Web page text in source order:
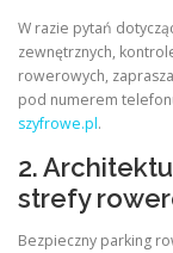
W razie pytań
zewnętrznych,
rowerowych,
pod numerem
szyfrowe.pl.
2.
strefy
Bezpieczny parking